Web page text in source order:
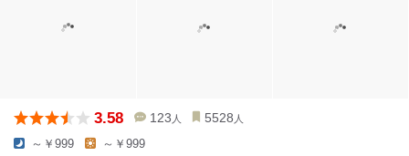
3.58 123 人 5528 人
～￥999 ～￥999